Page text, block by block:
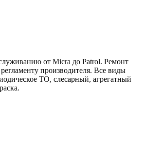
от Micra до Patrol. Ремонт
производителя. Все виды
ТО, слесарный, агрегатный